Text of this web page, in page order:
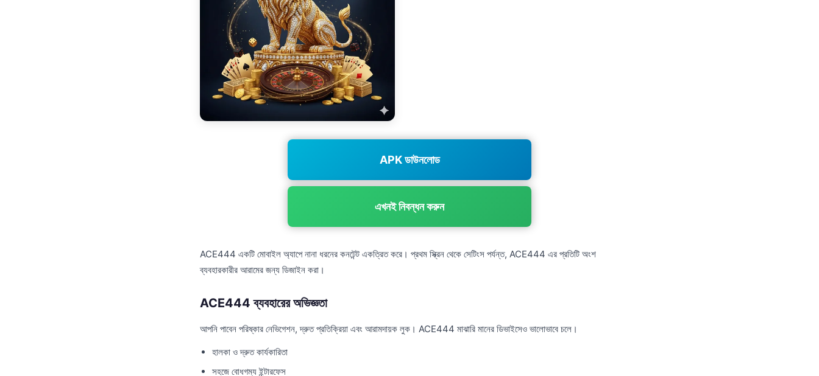
APK ডাউনলোড
এখনই নিবন্ধন করুন
ACE444 একটি মোবাইল অ্যাপে নানা ধরনের কনটেন্ট একত্রিত করে। প্রথম স্ক্রিন থেকে সেটিংস পর্যন্ত, ACE444 এর প্রতিটি অংশ
ব্যবহারকারীর আরামের জন্য ডিজাইন করা।
ACE444 ব্যবহারের অভিজ্ঞতা
আপনি পাবেন পরিষ্কার নেভিগেশন, দ্রুত প্রতিক্রিয়া এবং আরামদায়ক লুক। ACE444 মাঝারি মানের ডিভাইসেও ভালোভাবে চলে।
হালকা ও দ্রুত কার্যকারিতা
সহজে বোধগম্য ইন্টারফেস